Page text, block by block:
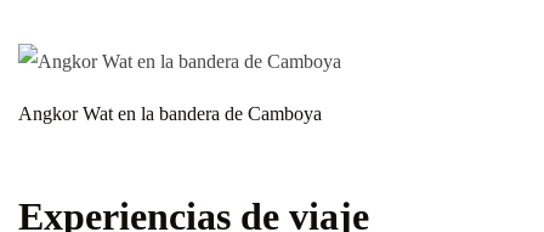
Angkor Wat en la bandera de Camboya
Experiencias de viaje